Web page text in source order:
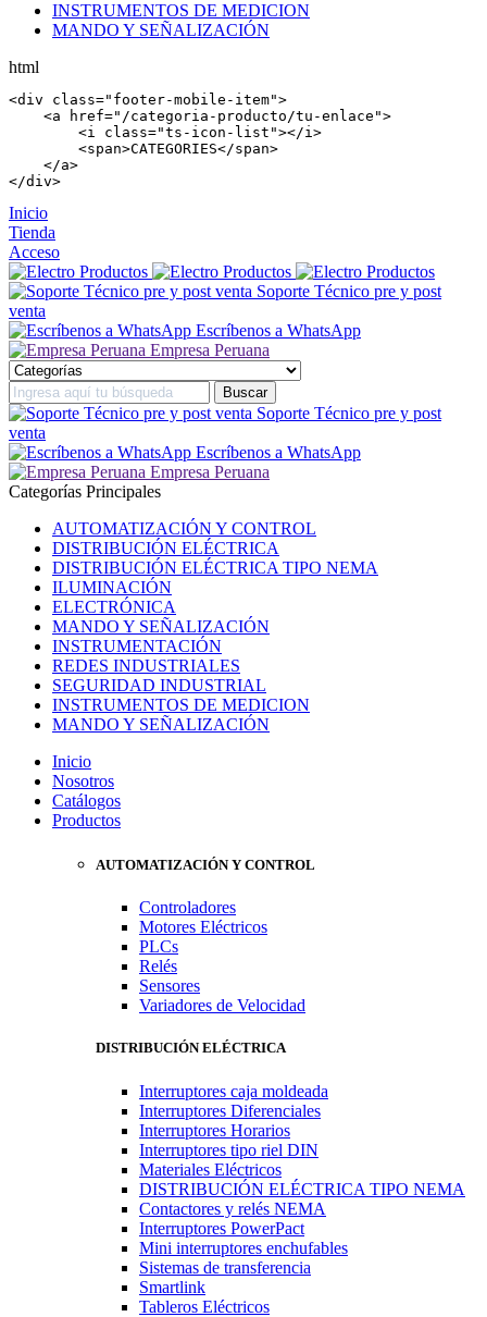
INSTRUMENTOS DE MEDICION
MANDO Y SEÑALIZACIÓN
html
<div class="footer-mobile-item">
    <
a href="/categoria-producto/tu-enlace">
        <
i class="ts-icon-list"></i >
        <
span>CATEGORIES</span>
    </
a>
</div>
Inicio
Tienda
Acceso
Soporte Técnico pre y post
venta
Escríbenos a WhatsApp
Empresa Peruana
Soporte Técnico pre y post
venta
Escríbenos a WhatsApp
Empresa Peruana
Categorías Principales
AUTOMATIZACIÓN Y CONTROL
DISTRIBUCIÓN ELÉCTRICA
DISTRIBUCIÓN ELÉCTRICA TIPO NEMA
ILUMINACIÓN
ELECTRÓNICA
MANDO Y SEÑALIZACIÓN
INSTRUMENTACIÓN
REDES INDUSTRIALES
SEGURIDAD INDUSTRIAL
INSTRUMENTOS DE MEDICION
MANDO Y SEÑALIZACIÓN
Inicio
Nosotros
Catálogos
Productos
AUTOMATIZACIÓN Y CONTROL
Controladores
Motores Eléctricos
PLCs
Relés
Sensores
Variadores de Velocidad
DISTRIBUCIÓN ELÉCTRICA
Interruptores caja moldeada
Interruptores Diferenciales
Interruptores Horarios
Interruptores tipo riel DIN
Materiales Eléctricos
DISTRIBUCIÓN ELÉCTRICA TIPO NEMA
Contactores y relés NEMA
Interruptores PowerPact
Mini interruptores enchufables
Sistemas de transferencia
Smartlink
Tableros Eléctricos